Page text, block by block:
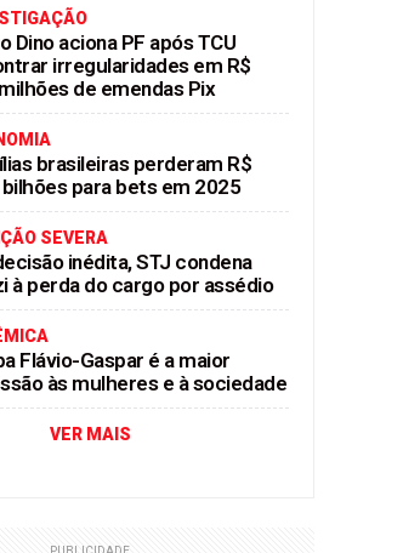
Dino aciona PF após TCU
irregularidades em R$
de emendas Pix
brasileiras perderam R$
para bets em 2025
SEVERA
inédita, STJ condena
à perda do cargo por assédio
Flávio-Gaspar é a maior
às mulheres e à sociedade
VER MAIS